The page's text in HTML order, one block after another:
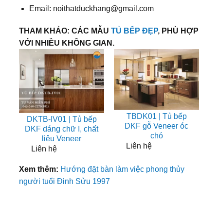
Email: noithatduckhang@gmail.com
THAM KHẢO: CÁC MẪU TỦ BẾP ĐẸP, PHÙ HỢP
VỚI NHIỀU KHÔNG GIAN.
DKTB-IV01 | Tủ bếp
DKF dáng chữ I, chất
liệu Veneer
Liên hệ
TBDK01 | Tủ bếp
DKF gỗ Veneer óc
chó
Liên hệ
Xem thêm: Hướng đặt bàn làm việc phong thủy
người tuổi Đinh Sửu 1997